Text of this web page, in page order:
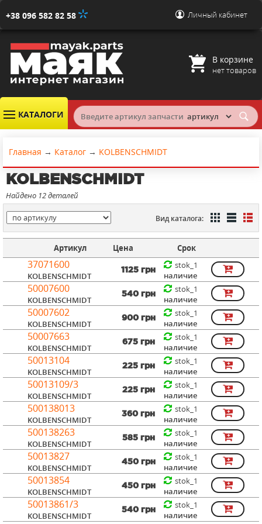
+38 096 582 82 58 Личный кабинет
В корзине
нет товаров
КАТАЛОГИ
Главная → Каталог → KOLBENSCHMIDT
KOLBENSCHMIDT
Найдено 12 деталей
Вид каталога:
Артикул Цена Срок
37071600
KOLBENSCHMIDT
1125 грн
stok_1
наличие
50007600
KOLBENSCHMIDT
540 грн
stok_1
наличие
50007602
KOLBENSCHMIDT
900 грн
stok_1
наличие
50007663
KOLBENSCHMIDT
675 грн
stok_1
наличие
50013104
KOLBENSCHMIDT
225 грн
stok_1
наличие
50013109/3
KOLBENSCHMIDT
225 грн
stok_1
наличие
500138013
KOLBENSCHMIDT
360 грн
stok_1
наличие
500138263
KOLBENSCHMIDT
585 грн
stok_1
наличие
50013827
KOLBENSCHMIDT
450 грн
stok_1
наличие
50013854
KOLBENSCHMIDT
450 грн
stok_1
наличие
50013861/3
KOLBENSCHMIDT
540 грн
stok_1
наличие